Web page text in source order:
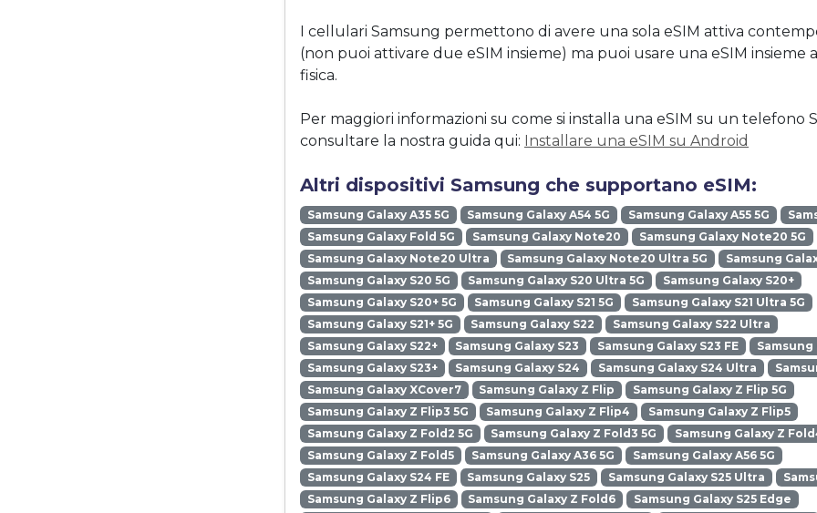
I cellulari Samsung permettono di avere una sola eSIM attiva
(non puoi attivare due eSIM insieme) ma puoi usare una eSIM insieme
fisica.
Per maggiori informazioni su come si installa una eSIM su un telefono
consultare la nostra guida qui: Installare una eSIM su Android
Altri dispositivi Samsung che supportano eSIM:
Samsung Galaxy A35 5G Samsung Galaxy A54 5G Samsung Galaxy A55 5G
Samsung Galaxy Fold 5G
Samsung Galaxy Note20
Samsung Galaxy Note20 5G
Samsung Galaxy Note20 Ultra
Samsung Galaxy Note20 Ultra 5G
Samsung
Samsung Galaxy S20 5G
Samsung Galaxy S20 Ultra 5G
Samsung Galaxy S20+
Samsung Galaxy S20+ 5G
Samsung Galaxy S21 5G
Samsung Galaxy S21 Ultra 5G
Samsung Galaxy S21+ 5G
Samsung Galaxy S22
Samsung Galaxy S22 Ultra
Samsung Galaxy S22+
Samsung Galaxy S23 Samsung Galaxy S23 FE
Samsung
Samsung Galaxy S23+
Samsung Galaxy S24 Samsung Galaxy S24 Ultra
Samsung Galaxy XCover7
Samsung Galaxy Z Flip
Samsung Galaxy Z Flip 5G
Samsung Galaxy Z Flip3 5G
Samsung Galaxy Z Flip4
Samsung Galaxy Z Flip5
Samsung Galaxy Z Fold2 5G
Samsung Galaxy Z Fold3 5G
Samsung Galaxy Z
Samsung Galaxy Z Fold5
Samsung Galaxy A36 5G
Samsung Galaxy A56 5G
Samsung Galaxy S24 FE
Samsung Galaxy S25 Samsung Galaxy S25 Ultra
Samsung Galaxy Z Flip6
Samsung Galaxy Z Fold6
Samsung Galaxy S25 Edge